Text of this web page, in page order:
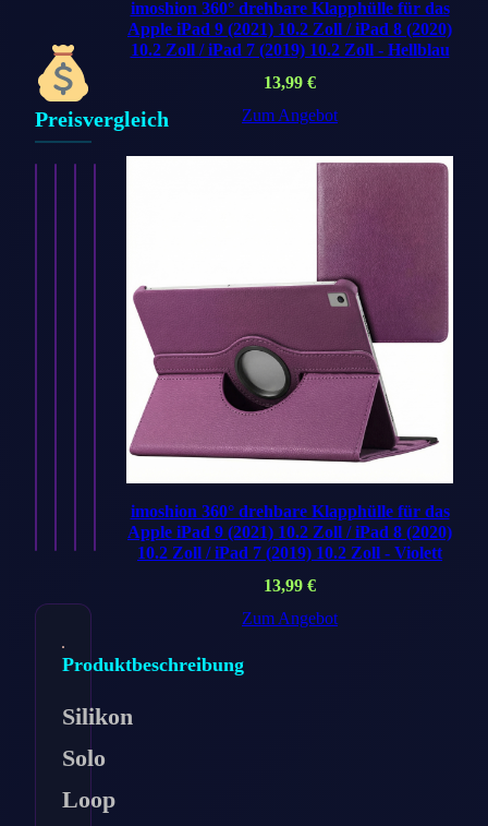
Preisvergleich
38/40/41/42
imoshion
8,99€
Ansehen
imoshion
Silikon-
Armband⁺
Watch
44/45/46/49
mm…
8,99€
Ansehen
Produktbeschreibung
Silikon
Solo
Loop
imoshion 360° drehbare Klapphülle für das
Apple iPad 9 (2021) 10.2 Zoll / iPad 8 (2020)
10.2 Zoll / iPad 7 (2019) 10.2 Zoll - Hellblau
13,99 €
Zum Angebot
imoshion 360° drehbare Klapphülle für das
Apple iPad 9 (2021) 10.2 Zoll / iPad 8 (2020)
10.2 Zoll / iPad 7 (2019) 10.2 Zoll - Violett
13,99 €
Zum Angebot